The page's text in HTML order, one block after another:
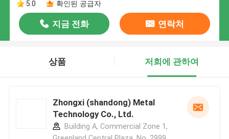
5.0
확인된 공급자
지금 전화 연락처
상품 저희에 관하여
Zhongxi (shandong) Metal
Technology Co., Ltd.
Building A, Commercial Zone 1,